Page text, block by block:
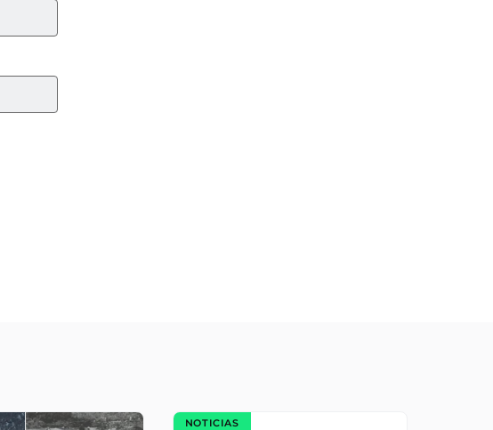
NOTICIAS